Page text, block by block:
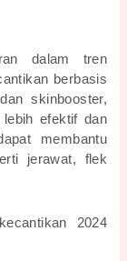
dalam tren
berbasis
skinbooster,
efektif dan
membantu
jerawat, flek
2024